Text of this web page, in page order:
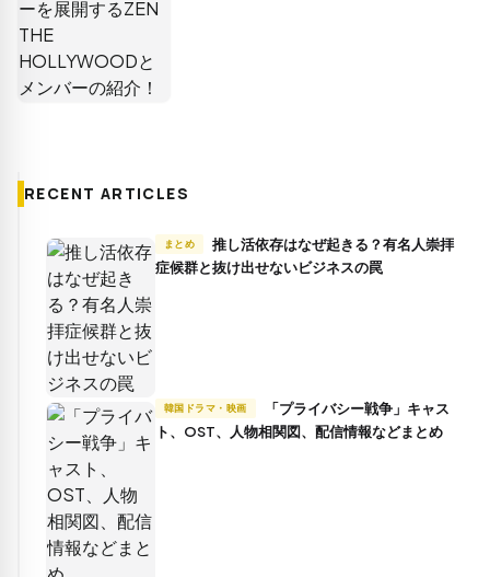
RECENT ARTICLES
まとめ
推し活依存はなぜ起きる？有名人崇拝
症候群と抜け出せないビジネスの罠
韓国ドラマ・映画
ト、OST、人物相関図、配信情報などまとめ